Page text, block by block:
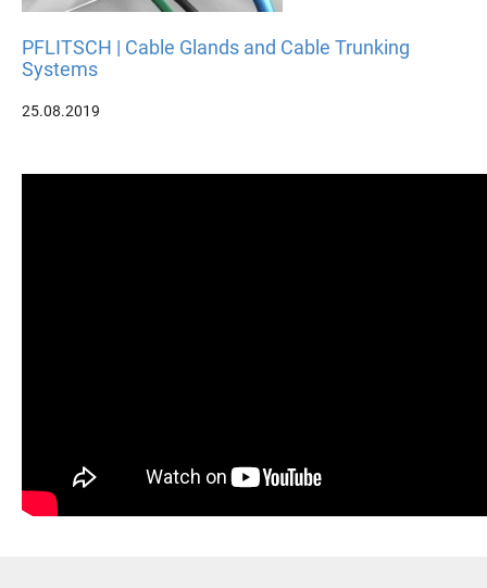
PFLITSCH | Cable Glands and Cable Trunking
Systems
25.08.2019